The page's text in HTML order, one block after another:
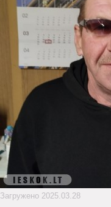
Загружено 2025.03.28